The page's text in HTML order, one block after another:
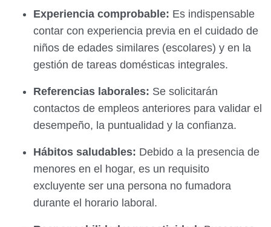
Experiencia comprobable: Es indispensable
contar con experiencia previa en el cuidado de
niños de edades similares (escolares) y en la
gestión de tareas domésticas integrales.
Referencias laborales: Se solicitarán
contactos de empleos anteriores para validar el
desempeño, la puntualidad y la confianza.
Hábitos saludables: Debido a la presencia de
menores en el hogar, es un requisito
excluyente ser una persona no fumadora
durante el horario laboral.